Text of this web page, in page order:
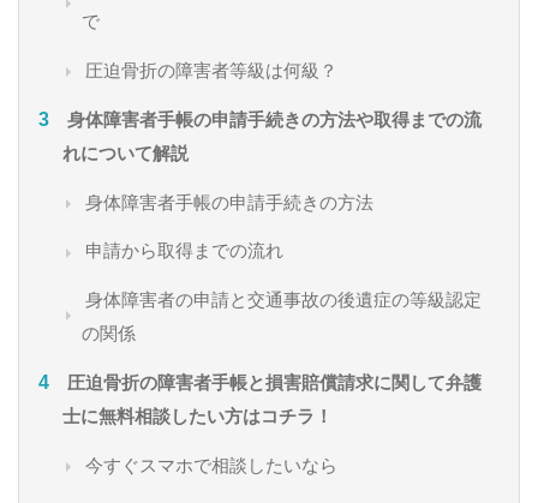
で
圧迫骨折の障害者等級は何級？
身体障害者手帳の申請手続きの方法や取得までの流
れについて解説
身体障害者手帳の申請手続きの方法
申請から取得までの流れ
身体障害者の申請と交通事故の後遺症の等級認定
の関係
圧迫骨折の障害者手帳と損害賠償請求に関して弁護
士に無料相談したい方はコチラ！
今すぐスマホで相談したいなら